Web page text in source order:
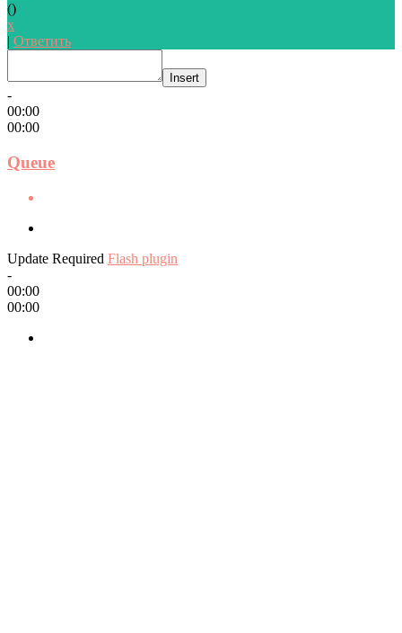
()
x
| Ответить
Insert
-
00:00
00:00
Queue
Update Required Flash plugin
-
00:00
00:00